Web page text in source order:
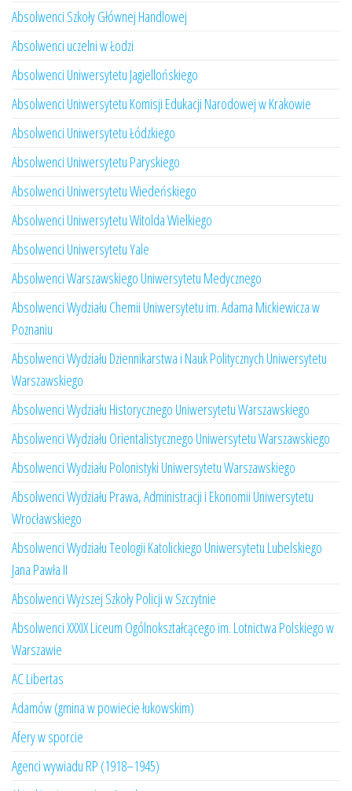
Absolwenci Szkoły Głównej Handlowej
Absolwenci uczelni w Łodzi
Absolwenci Uniwersytetu Jagiellońskiego
Absolwenci Uniwersytetu Komisji Edukacji Narodowej w Krakowie
Absolwenci Uniwersytetu Łódzkiego
Absolwenci Uniwersytetu Paryskiego
Absolwenci Uniwersytetu Wiedeńskiego
Absolwenci Uniwersytetu Witolda Wielkiego
Absolwenci Uniwersytetu Yale
Absolwenci Warszawskiego Uniwersytetu Medycznego
Absolwenci Wydziału Chemii Uniwersytetu im. Adama Mickiewicza w
Poznaniu
Absolwenci Wydziału Dziennikarstwa i Nauk Politycznych Uniwersytetu
Warszawskiego
Absolwenci Wydziału Historycznego Uniwersytetu Warszawskiego
Absolwenci Wydziału Orientalistycznego Uniwersytetu Warszawskiego
Absolwenci Wydziału Polonistyki Uniwersytetu Warszawskiego
Absolwenci Wydziału Prawa, Administracji i Ekonomii Uniwersytetu
Wrocławskiego
Absolwenci Wydziału Teologii Katolickiego Uniwersytetu Lubelskiego
Jana Pawła II
Absolwenci Wyższej Szkoły Policji w Szczytnie
Absolwenci XXXIX Liceum Ogólnokształcącego im. Lotnictwa Polskiego w
Warszawie
AC Libertas
Adamów (gmina w powiecie łukowskim)
Afery w sporcie
Agenci wywiadu RP (1918–1945)